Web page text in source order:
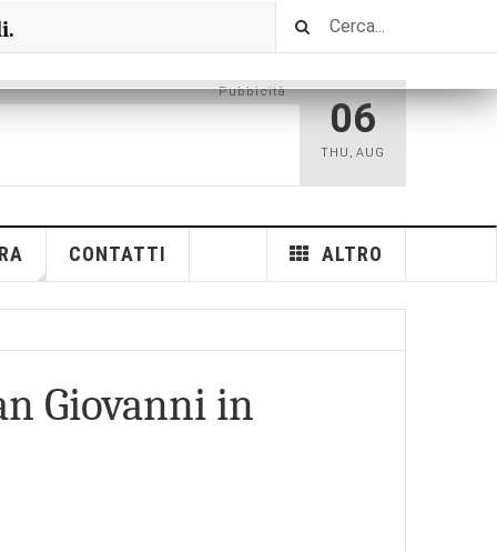
Pubbicità
06
THU , AUG
CONTATTI ALTRO
Giovanni in